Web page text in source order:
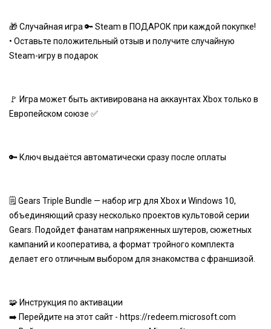
🎁 Случайная игра 🔑 Steam в ПОДАРОК при каждой покупке!
• Оставьте положительный отзыв и получите случайную
Steam-игру в подарок
🚩 Игра может быть активирована на аккаунтах Xbox только в
Европейском союзе ✅
🔑 Ключ выдаётся автоматически сразу после оплаты
🗒️ Gears Triple Bundle — набор игр для Xbox и Windows 10,
объединяющий сразу несколько проектов культовой серии
Gears. Подойдет фанатам напряженных шутеров, сюжетных
кампаний и кооператива, а формат тройного комплекта
делает его отличным выбором для знакомства с франшизой.
🧩 Инструкция по активации
➡️ Перейдите на этот сайт - https://redeem.microsoft.com